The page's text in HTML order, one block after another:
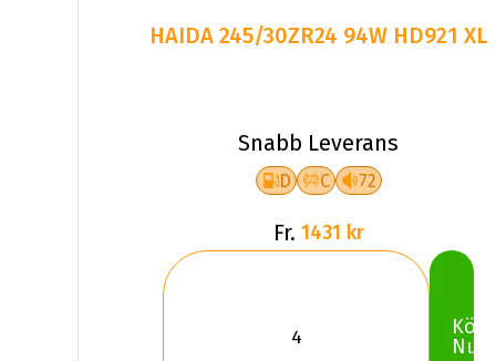
HAIDA 245/30ZR24 94W HD921 XL
Snabb Leverans
D C 72
Fr. 1431 kr
Köp
Nu